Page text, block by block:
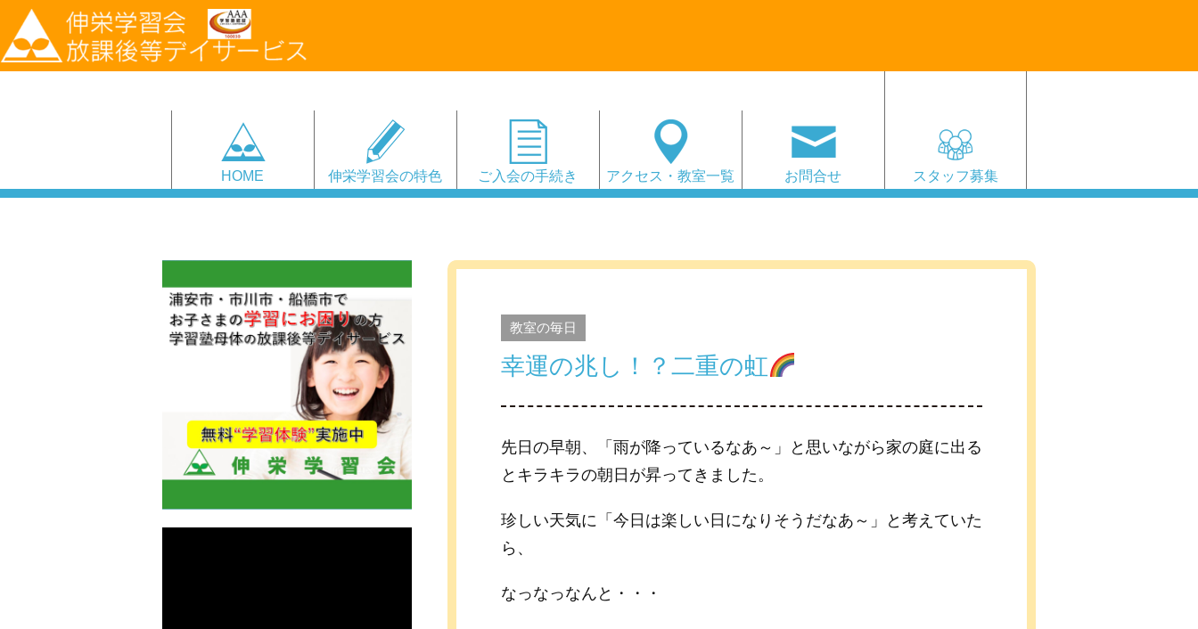
HOME 伸栄学習会の特色 ご入会の手続き アクセス・教室一覧 お問合せ スタッフ募集
教室の毎日
幸運の兆し！？二重の虹
先日の早朝、「雨が降っているなあ～」と思いながら家の庭に出る
とキラキラの朝日が昇ってきました。
珍しい天気に「今日は楽しい日になりそうだなあ～」と考えていた
ら、
なっなっなんと・・・